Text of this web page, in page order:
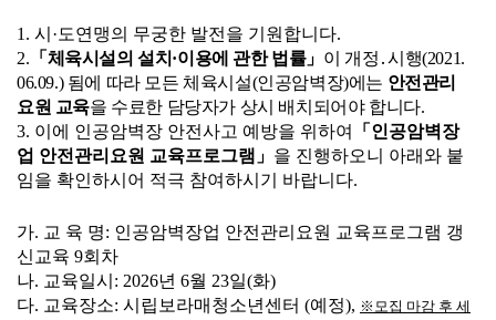
본문
1. 시 ·도연맹의 무궁한 발전을 기원합니다.
2. 「 체육시설의 설치 ·이용에 관한 법률」 이 개정 ․시행(2021.
06.09.) 됨에 따라 모든 체육시설(인공암벽장)에는 안전관리
요원 교육을 수료한 담당자가 상시 배치되어야 합니다.
3. 이에 인공암벽장 안전사고 예방을 위하여 「 인공암벽장
업 안전관리요원 교육프로그램 」 을 진행하오니 아래와 붙
임을 확인하시어 적극 참여하시기 바랍니다.
가. 교 육 명: 인공암벽장업 안전관리요원 교육프로그램 갱
신교육 9회차
나. 교육일시 : 2026년 6월 23일(화)
다. 교육장소: 시립보라매청소년센터 (예정), ※ 모집 마감 후 세